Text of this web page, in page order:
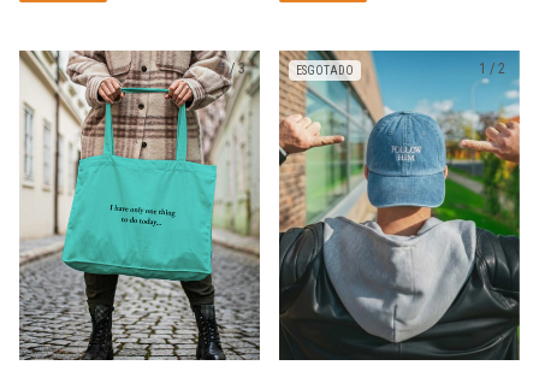
1/3 1 / 2
ESGOTADO